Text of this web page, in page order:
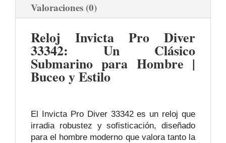
Valoraciones (0)
Reloj Invicta Pro Diver
33342: Un Clásico
Submarino para Hombre |
Buceo y Estilo
El Invicta Pro Diver 33342 es un reloj que
irradia robustez y sofisticación, diseñado
para el hombre moderno que valora tanto la